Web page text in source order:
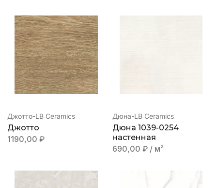
Джотто-LB Ceramics
Джотто
1190,00 ₽
Дюна-LB Ceramics
Дюна 1039-0254
настенная
690,00 ₽ / м²